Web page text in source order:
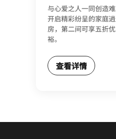
与心爱之人一同创造
开启精彩纷呈的家庭
房，第二间可享五折
裕。
查看详情